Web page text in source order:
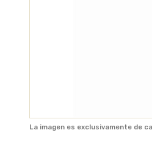
La imagen es exclusivamente de